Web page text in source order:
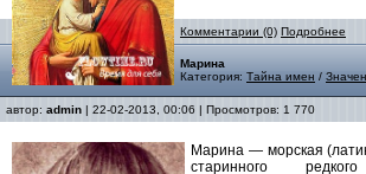
Комментарии (0) Подробнее
Марина
Категория: Тайна имен /
автор: admin | 22-02-2013, 00:06 | Просмотров: 1 770
Марина — морская
старинного